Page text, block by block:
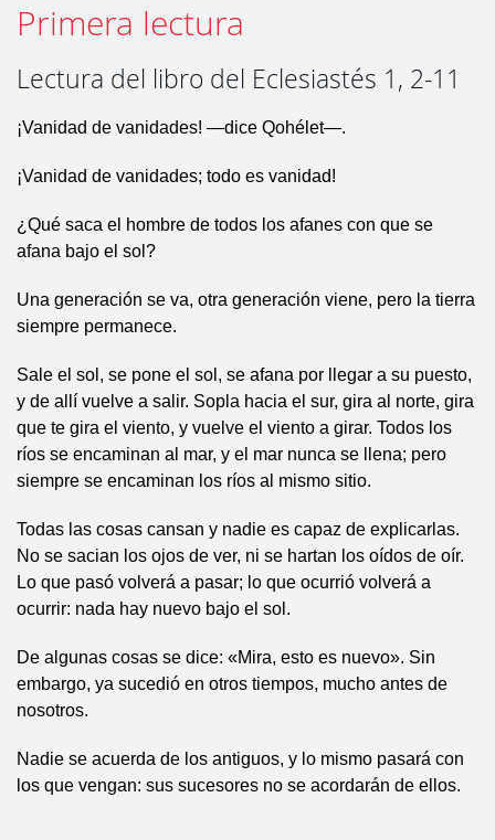
Primera lectura
Lectura del libro del Eclesiastés 1, 2-11
¡Vanidad de vanidades! —dice Qohélet—.
¡Vanidad de vanidades; todo es vanidad!
¿Qué saca el hombre de todos los afanes con que se
afana bajo el sol?
Una generación se va, otra generación viene, pero la tierra
siempre permanece.
Sale el sol, se pone el sol, se afana por llegar a su puesto,
y de allí vuelve a salir. Sopla hacia el sur, gira al norte, gira
que te gira el viento, y vuelve el viento a girar. Todos los
ríos se encaminan al mar, y el mar nunca se llena; pero
siempre se encaminan los ríos al mismo sitio.
Todas las cosas cansan y nadie es capaz de explicarlas.
No se sacian los ojos de ver, ni se hartan los oídos de oír.
Lo que pasó volverá a pasar; lo que ocurrió volverá a
ocurrir: nada hay nuevo bajo el sol.
De algunas cosas se dice: «Mira, esto es nuevo». Sin
embargo, ya sucedió en otros tiempos, mucho antes de
nosotros.
Nadie se acuerda de los antiguos, y lo mismo pasará con
los que vengan: sus sucesores no se acordarán de ellos.